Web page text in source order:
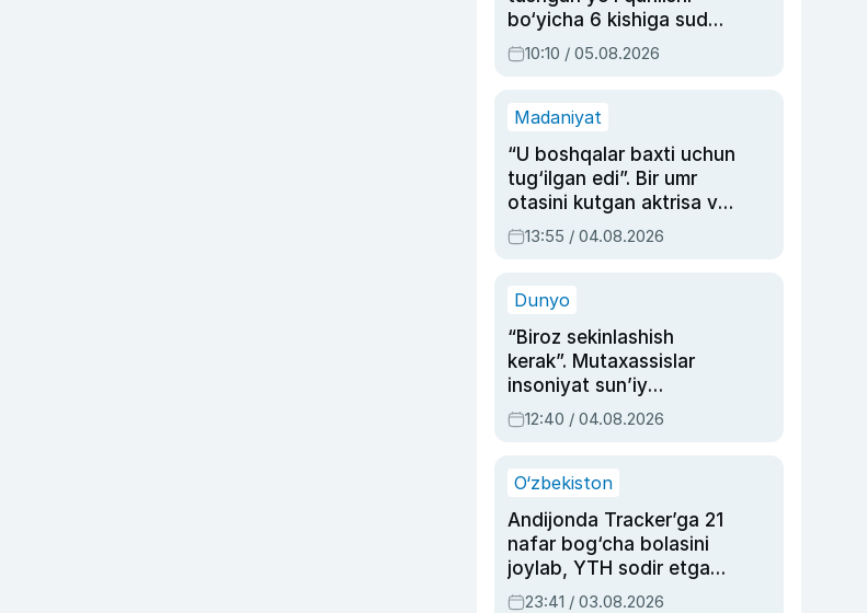
bo‘yicha 6 kishiga sud
hukmi o‘qildi
10:10 / 05.08.2026
Madaniyat
“U boshqalar baxti uchun
tug‘ilgan edi”. Bir umr
otasini kutgan aktrisa va
dublyaj ustasi Rimma
Ahmedovaning
13:55 / 04.08.2026
Dunyo
“Biroz sekinlashish
kerak”. Mutaxassislar
insoniyat sun’iy
intellektni boshqara
olmay qolishidan xavotir
12:40 / 04.08.2026
O‘zbekiston
Andijonda Tracker’ga 21
nafar bog‘cha bolasini
joylab, YTH sodir etgan
ayolga sud hukmi o‘qildi
23:41 / 03.08.2026